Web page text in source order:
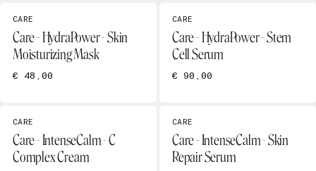
CARE
Care - HydraPower - Skin
Moisturizing Mask
€ 48,00
CARE
Care - HydraPower - Stem
Cell Serum
€ 90,00
CARE
Care - IntenseCalm - C
Complex Cream
CARE
Care - IntenseCalm - Skin
Repair Serum